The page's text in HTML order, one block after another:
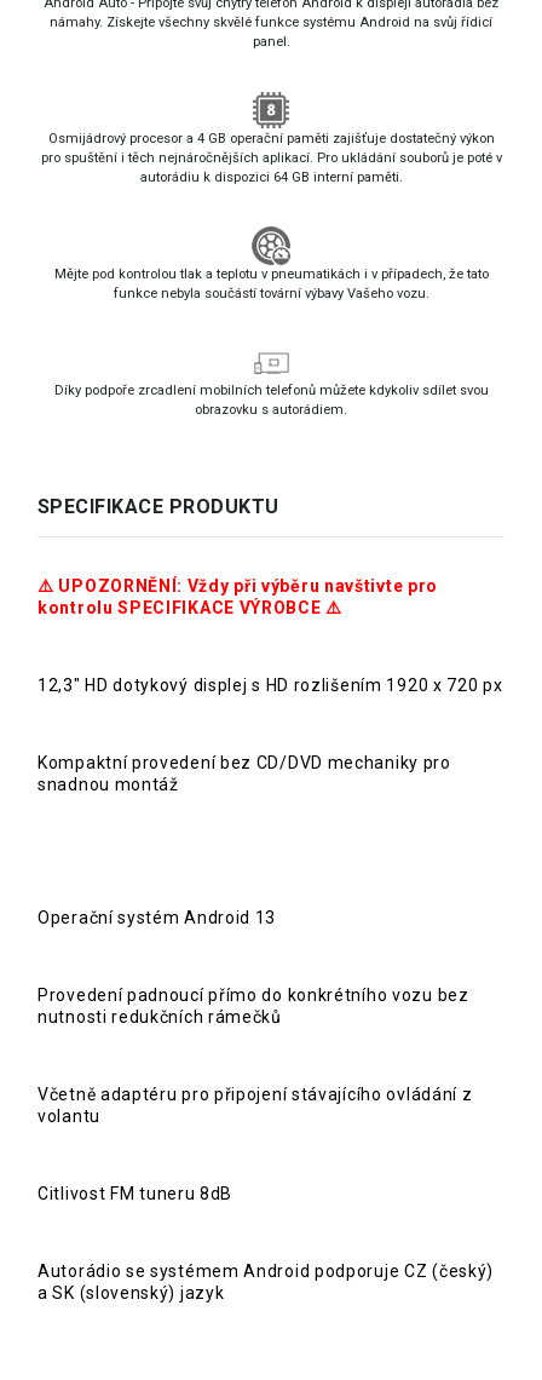
námahy. Získejte všechny skvělé funkce systému Android na svůj řídicí
panel.
Osmijádrový procesor a 4 GB operační paměti zajišťuje dostatečný výkon
pro spuštění i těch nejnáročnějších aplikací. Pro ukládání souborů je poté v
autorádiu k dispozici 64 GB interní paměti.
Mějte pod kontrolou tlak a teplotu v pneumatikách i v případech, že tato
funkce nebyla součástí tovární výbavy Vašeho vozu.
Díky podpoře zrcadlení mobilních telefonů můžete kdykoliv sdílet svou
obrazovku s autorádiem.
SPECIFIKACE PRODUKTU
⚠️ UPOZORNĚNÍ: Vždy při výběru navštivte pro
kontrolu SPECIFIKACE VÝROBCE ⚠️
12,3" HD dotykový displej s HD rozlišením 1920 x 720 px
Kompaktní provedení bez CD/DVD mechaniky pro
snadnou montáž
Operační systém Android 13
Provedení padnoucí přímo do konkrétního vozu bez
nutnosti redukčních rámečků
Včetně adaptéru pro připojení stávajícího ovládání z
volantu
Citlivost FM tuneru 8dB
Autorádio se systémem Android podporuje CZ (český)
a SK (slovenský) jazyk